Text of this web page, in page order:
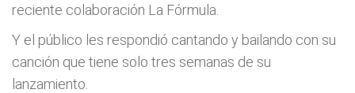
reciente colaboración La Fórmula.
Y el público les respondió cantando y bailando con su
canción que tiene solo tres semanas de su
lanzamiento.